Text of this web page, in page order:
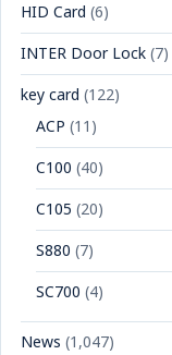
HID Card (6)
INTER Door Lock(7)
key card (122)
ACP (11)
C100 (40)
C105 (20)
S880 (7)
SC700 (4)
News (1,047)